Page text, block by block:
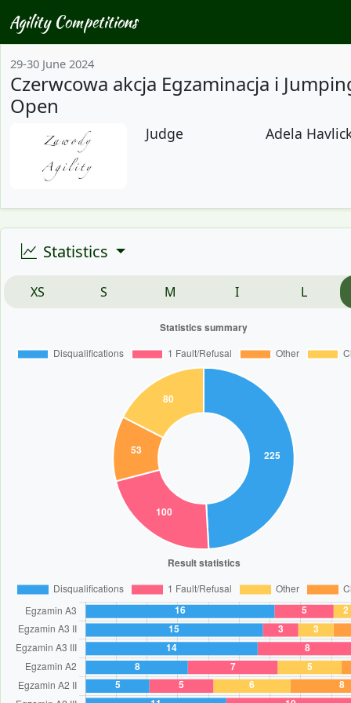
Agility Competitions
29-30 June 2024
Czerwcowa akcja Egzaminacja i
Open
Judge Adela
Statistics
XS S M I L